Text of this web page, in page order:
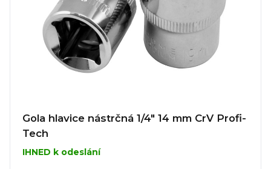
Gola hlavice nástrčná 1/4" 14 mm CrV Profi-
Tech
IHNED k odeslání